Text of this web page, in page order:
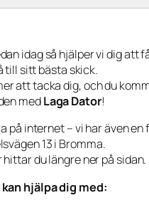
idag så hjälper vi dig att
till sitt bästa skick.
att tacka dig, och du
medLaga Dator!
på internet – vi har även en
13 i Bromma.
du längre ner på sidan.
hjälpa dig med: